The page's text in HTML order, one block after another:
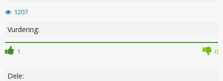
1207
Vurdering:
1 0
Dele: